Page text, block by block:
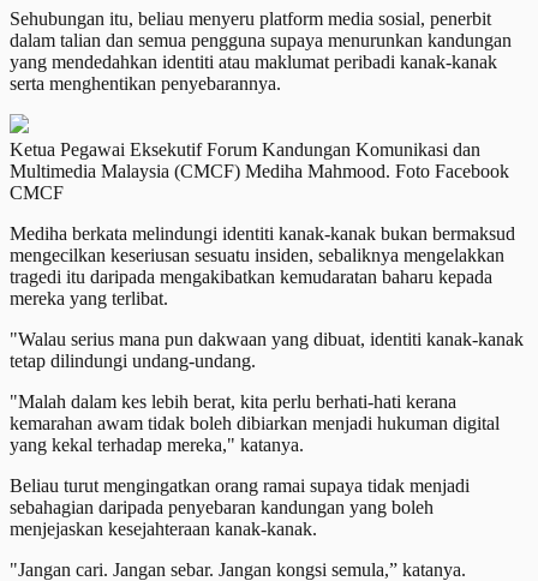
Sehubungan itu, beliau menyeru platform media sosial, penerbit
dalam talian dan semua pengguna supaya menurunkan kandungan
yang mendedahkan identiti atau maklumat peribadi kanak-kanak
serta menghentikan penyebarannya.
Ketua Pegawai Eksekutif Forum Kandungan Komunikasi dan
Multimedia Malaysia (CMCF) Mediha Mahmood. Foto Facebook
CMCF
Mediha berkata melindungi identiti kanak-kanak bukan bermaksud
mengecilkan keseriusan sesuatu insiden, sebaliknya mengelakkan
tragedi itu daripada mengakibatkan kemudaratan baharu kepada
mereka yang terlibat.
"Walau serius mana pun dakwaan yang dibuat, identiti kanak-kanak
tetap dilindungi undang-undang.
"Malah dalam kes lebih berat, kita perlu berhati-hati kerana
kemarahan awam tidak boleh dibiarkan menjadi hukuman digital
yang kekal terhadap mereka," katanya.
Beliau turut mengingatkan orang ramai supaya tidak menjadi
sebahagian daripada penyebaran kandungan yang boleh
menjejaskan kesejahteraan kanak-kanak.
"Jangan cari. Jangan sebar. Jangan kongsi semula,” katanya.